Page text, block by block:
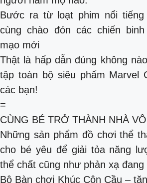
Bước ra từ loạt phim nổi tiếng
cùng chào đón các chiến
mạo mới
Thật là hấp dẫn đúng không
tập toàn bộ siêu phẩm Marvel
các bạn!
=
CÙNG BÉ TRỞ THÀNH NHÀ
Những sản phẩm đồ chơi thể
cho bé yêu để giải tỏa năng
thể chất cũng như phản xạ
Bộ Bàn chơi Khúc Côn Cầu –